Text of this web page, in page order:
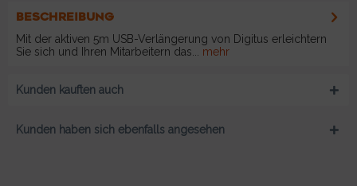
BESCHREIBUNG
Mit der aktiven 5m USB-Verlängerung von Digitus erleichtern
Sie sich und Ihren Mitarbeitern das...
mehr
Kunden kauften auch
Kunden haben sich ebenfalls angesehen